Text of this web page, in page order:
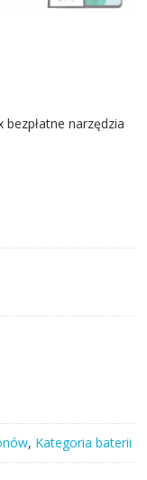
narzędzia
, Kategoria baterii